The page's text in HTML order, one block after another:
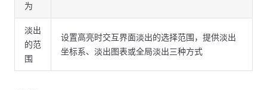
为
淡出
的范
围
设置高亮时交互界面淡出的选择范围，提供淡出
坐标系、淡出图表或全局淡出三种方式